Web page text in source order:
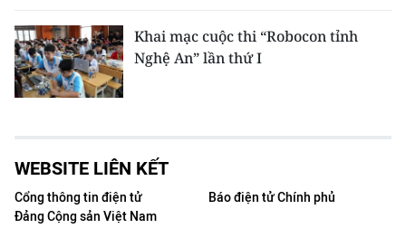
Khai mạc cuộc thi “Robocon tỉnh
Nghệ An” lần thứ I
WEBSITE LIÊN KẾT
Cổng thông tin điện tử
Đảng Cộng sản Việt Nam
Báo điện tử Chính phủ